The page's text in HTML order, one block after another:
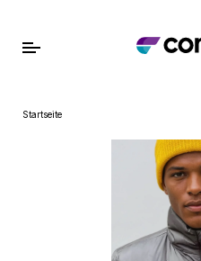
Startseite